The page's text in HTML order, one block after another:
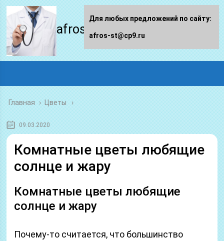
afros-st.ru
Главная › Цветы
09.03.2020
Комнатные цветы любящие
солнце и жару
Комнатные цветы любящие
солнце и жару
Почему-то считается, что большинство
Для любых предложений по сайту:
afros-st@cp9.ru